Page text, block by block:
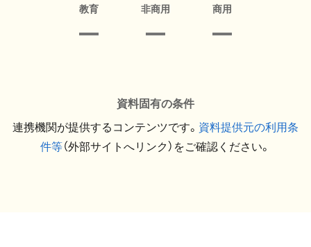
教育 非商用 商用
資料固有の条件
連携機関が提供するコンテンツです。 資料提供元の利用条
件等（外部サイトへリンク）をご確認ください。